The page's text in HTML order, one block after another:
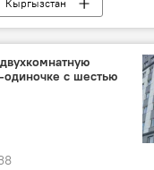
Кыргызстан
квартира
фото
одиночке с шестью